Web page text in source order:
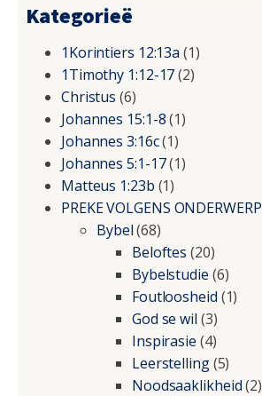
Kategorieë
1Korintiers 12:13a (1)
1Timothy 1:12-17(2)
Christus (6)
Johannes 15:1-8(1)
Johannes 3:16c(1)
Johannes 5:1-17(1)
Matteus 1:23b (1)
PREKE VOLGENS ONDERWERP
Bybel(68)
Beloftes (20)
Bybelstudie (6)
Foutloosheid (1)
God se wil (3)
Inspirasie (4)
Leerstelling(5)
Noodsaaklikheid(2)